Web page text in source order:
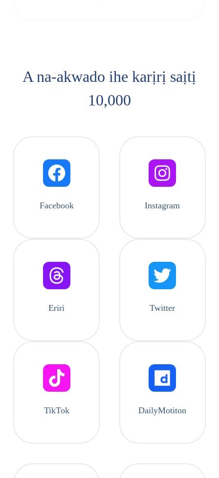
A na-akwado ihe karịrị saịtị
10,000
Facebook Instagram
Eriri Twitter
TikTok DailyMotiton